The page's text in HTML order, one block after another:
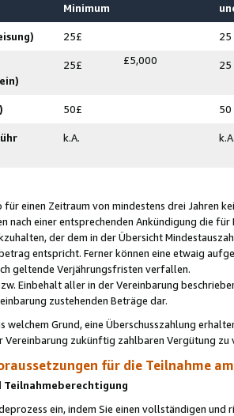
Minimum
25£ 25
25£ £5,000 25
50£ 50
k.A.
für einen Zeitraum von mindestens drei Jahren
nach einer entsprechenden Ankündigung die
der dem in der Übersicht
entspricht. Ferner können eine etwaig
geltende Verjährungsfristen verfallen.
Einbehalt aller in der Vereinbarung
zustehenden Beträge dar.
welchem Grund, eine Überschusszahlung
Vereinbarung zukünftig zahlbaren Vergütung zu
für die Teilnahme
Teilnahmeberechtigung
ein, indem Sie einen vollständigen